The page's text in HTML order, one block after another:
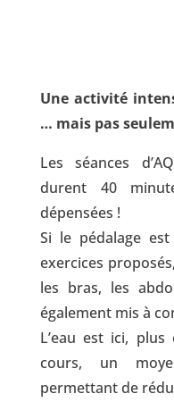
Une activité
… mais pas
Les séances
durent 40
dépensées !
Si le pédalage
exercices
les bras, les
également mis à
L’eau est ici,
cours, un
permettant de